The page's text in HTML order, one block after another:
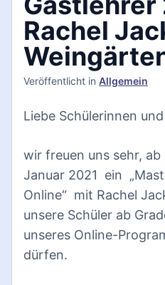
Rachel
Veröffentlicht in Allgemein
Liebe Schülerinnen
wir freuen uns sehr,
Januar 2021 ein
Online“ mit Rachel
unsere Schüler ab
unseres Online-
dürfen.